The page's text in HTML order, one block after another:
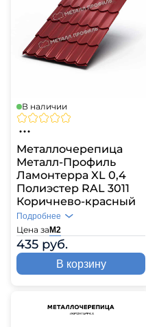
В наличии
Металлочерепица
Металл-Профиль
Ламонтерра XL 0,4
Полиэстер RAL 3011
Коричнево-красный
Цена за М2
435 руб.
Подробнее
В корзину